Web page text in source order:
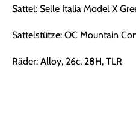
Sattel: Selle Italia Model X
Sattelstütze: OC Mountain
Räder: Alloy, 26c, 28H, TLR